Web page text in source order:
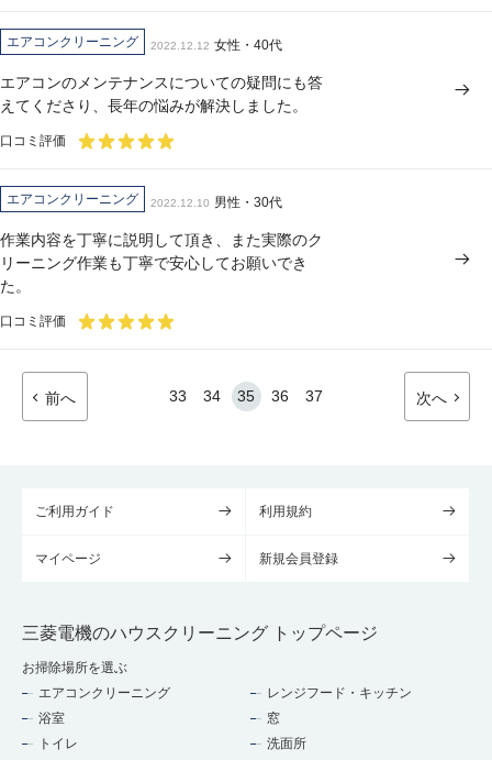
エアコンクリーニング 2022.12.12 女性・40代
エアコンのメンテナンスについての疑問にも答
えてくださり、長年の悩みが解決しました。
口コミ評価
エアコンクリーニング 2022.12.10 男性・30代
作業内容を丁寧に説明して頂き、また実際のク
リーニング作業も丁寧で安心してお願いでき
た。
口コミ評価
前へ 33 34 35 36 37 次へ
ご利用ガイド 利用規約
マイページ 新規会員登録
三菱電機のハウスクリーニング トップページ
お掃除場所を選ぶ
エアコンクリーニング
レンジフード・キッチン
浴室
窓
トイレ
洗面所